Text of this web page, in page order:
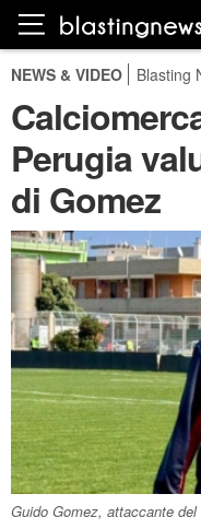
NEWS & VIDEO Blasting
Perugia
di Gomez
Guido Gomez, attaccante